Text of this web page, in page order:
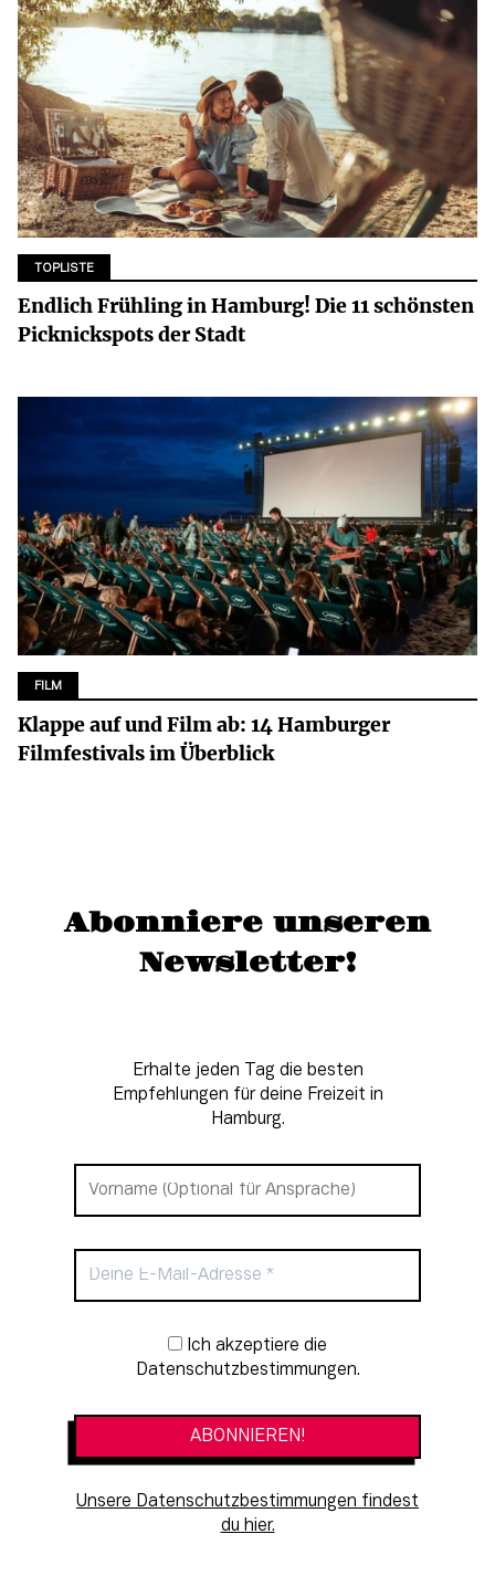
TOPLISTE
Endlich Frühling in Hamburg! Die 11 schönsten
Picknickspots der Stadt
FILM
Klappe auf und Film ab: 14 Hamburger
Filmfestivals im Überblick
Abonniere unseren
Newsletter!
Erhalte jeden Tag die besten
Empfehlungen für deine Freizeit in
Hamburg.
Newsletter-Anmeldung
Datenschutzbestimmungen.
Unsere Datenschutzbestimmungen findest
du hier.